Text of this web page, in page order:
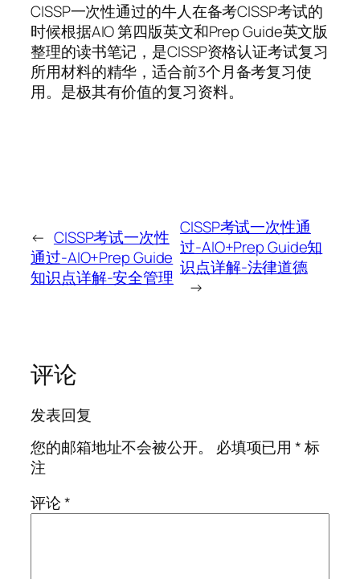
CISSP一次性通过的牛人在备考CISSP考试的
时候根据AIO 第四版英文和Prep Guide英文版
整理的读书笔记，是CISSP资格认证考试复习
所用材料的精华，适合前3个月备考复习使
用。是极其有价值的复习资料。
← CISSP考试一次性
通过-AIO+Prep Guide
知识点详解-安全管理
CISSP考试一次性通
过-AIO+Prep Guide知
识点详解-法律道德
→
评论
发表回复
您的邮箱地址不会被公开。
必填项已用*标
注
评论*